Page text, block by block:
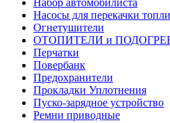
Набор автомобилиста
Насосы для перекачки
Огнетушители
ОТОПИТЕЛИ и
Перчатки
Повербанк
Предохранители
Прокладки Уплотнения
Пуско-зарядное устройство
Ремни приводные